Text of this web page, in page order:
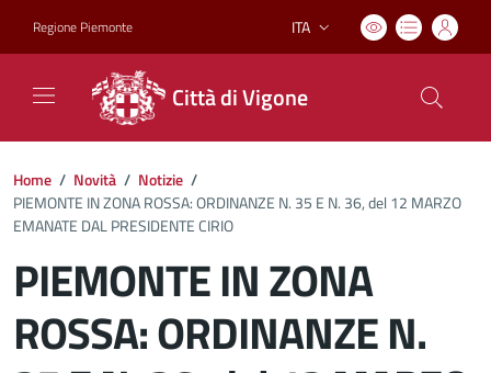
Regione Piemonte Lingua attiva:
ITA
Città di Vigone
Home / Novità / Notizie /
PIEMONTE IN ZONA ROSSA: ORDINANZE N. 35 E N. 36, del 12 MARZO
EMANATE DAL PRESIDENTE CIRIO
PIEMONTE IN ZONA
ROSSA: ORDINANZE N.